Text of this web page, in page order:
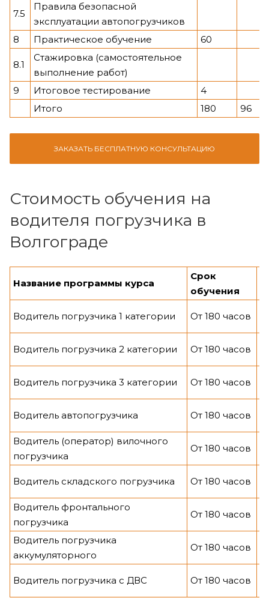
7.5
Правила безопасной
эксплуатации автопогрузчиков
8
Практическое обучение 60
8.1
Стажировка (самостоятельное
выполнение работ)
9
Итоговое тестирование
4
Итого
180 96
ЗАКАЗАТЬ БЕСПЛАТНУЮ КОНСУЛЬТАЦИЮ
Стоимость обучения на
водителя погрузчика в
Волгограде
Название программы курса
Срок
обучения
Водитель погрузчика 1 категории От 180 часов
Водитель погрузчика 2 категории От 180 часов
Водитель погрузчика 3 категории От 180 часов
Водитель автопогрузчика От 180 часов
Водитель (оператор) вилочного
погрузчика
От 180 часов
Водитель складского погрузчика От 180 часов
Водитель фронтального
погрузчика
От 180 часов
Водитель погрузчика
аккумуляторного
От 180 часов
Водитель погрузчика с ДВС От 180 часов